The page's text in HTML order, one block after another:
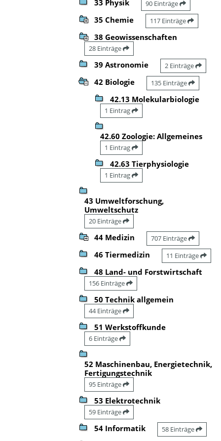
33 Physik 90 Einträge
35 Chemie 117 Einträge
38 Geowissenschaften
28 Einträge
39 Astronomie 2 Einträge
42 Biologie 135 Einträge
42.13 Molekularbiologie
1 Eintrag
42.60 Zoologie: Allgemeines
1 Eintrag
42.63 Tierphysiologie
1 Eintrag
43 Umweltforschung,
Umweltschutz
20 Einträge
44 Medizin 707 Einträge
46 Tiermedizin 11 Einträge
48 Land- und Forstwirtschaft
156 Einträge
50 Technik allgemein
44 Einträge
51 Werkstoffkunde
6 Einträge
52 Maschinenbau, Energietechnik,
Fertigungstechnik
95 Einträge
53 Elektrotechnik
59 Einträge
54 Informatik 58 Einträge